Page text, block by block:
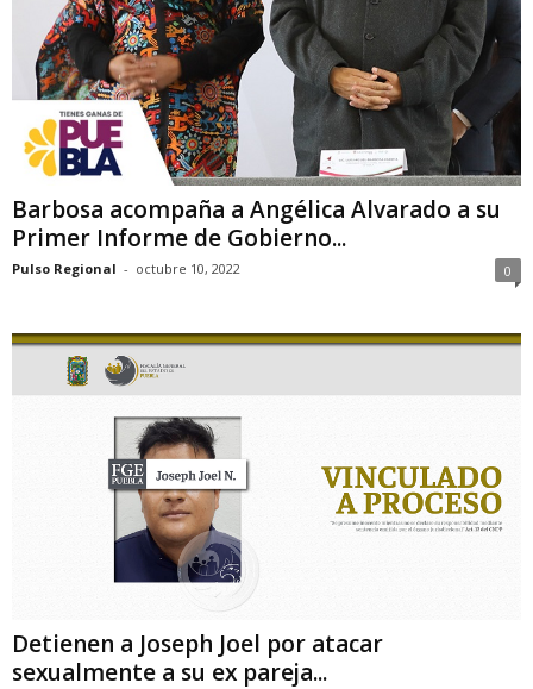
Barbosa acompaña a Angélica Alvarado a su
Primer Informe de Gobierno...
Pulso Regional - octubre 10, 2022 0
Detienen a Joseph Joel por atacar
sexualmente a su ex pareja...